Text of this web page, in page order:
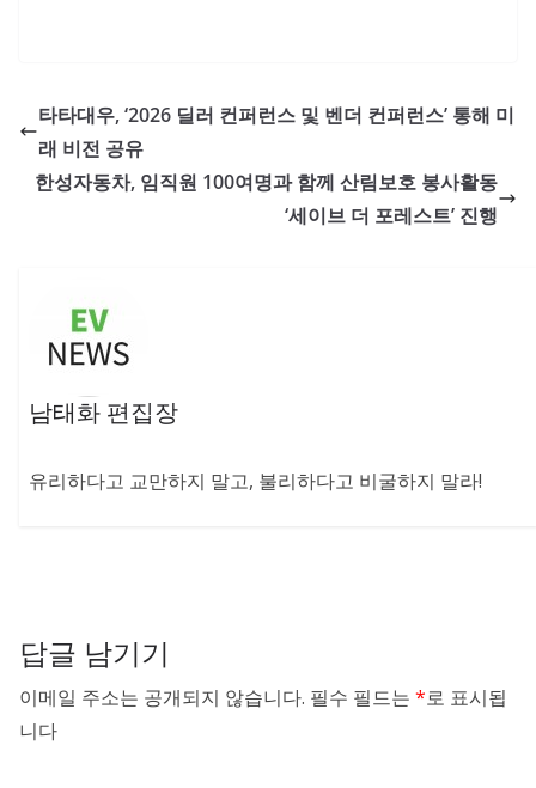
타타대우, ‘2026 딜러 컨퍼런스 및 벤더 컨퍼런스’ 통해 미
래 비전 공유
한성자동차, 임직원 100여명과 함께 산림보호 봉사활동
‘세이브 더 포레스트’ 진행
남태화 편집장
유리하다고 교만하지 말고, 불리하다고 비굴하지 말라!
답글 남기기
이메일 주소는 공개되지 않습니다. 필수 필드는 *로 표시됩
니다